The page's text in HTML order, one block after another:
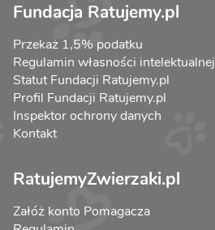
Fundacja Ratujemy.pl
Przekaż 1,5% podatku
Regulamin własności intelektualnej
Statut Fundacji Ratujemy.pl
Profil Fundacji Ratujemy.pl
Inspektor ochrony danych
Kontakt
RatujemyZwierzaki.pl
Załóż konto Pomagacza